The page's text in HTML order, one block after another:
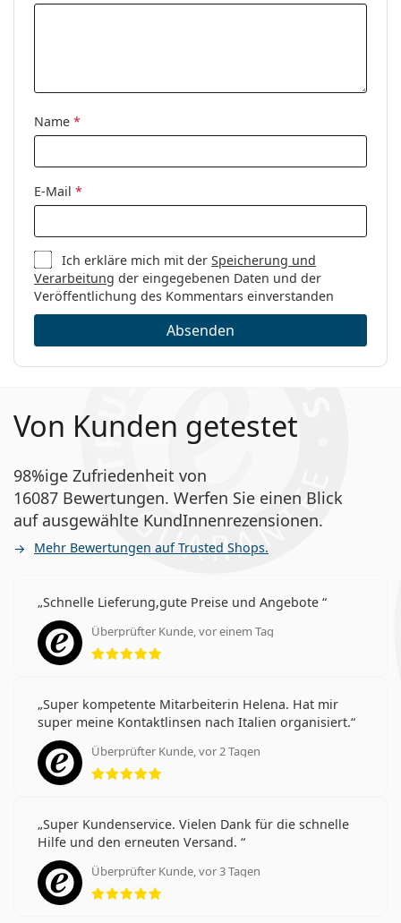
Name *
E-Mail *
Ich erkläre mich mit derSpeicherung und
Verarbeitung der eingegebenen Daten und der
Veröffentlichung des Kommentars einverstanden
Absenden
Von Kunden getestet
98%ige Zufriedenheit von
16087 Bewertungen. Werfen Sie einen Blick
auf ausgewählte KundInnenrezensionen.
Mehr Bewertungen auf Trusted Shops.
Schnelle Lieferung,gute Preise und Angebote
Überprüfter Kunde, vor einem Tag
Bewertung 5 aus 5
Super kompetente Mitarbeiterin Helena. Hat mir
super meine Kontaktlinsen nach Italien organisiert.
Überprüfter Kunde, vor 2 Tagen
Bewertung 5 aus 5
Super Kundenservice. Vielen Dank für die schnelle
Hilfe und den erneuten Versand.
Überprüfter Kunde, vor 3 Tagen
Bewertung 5 aus 5